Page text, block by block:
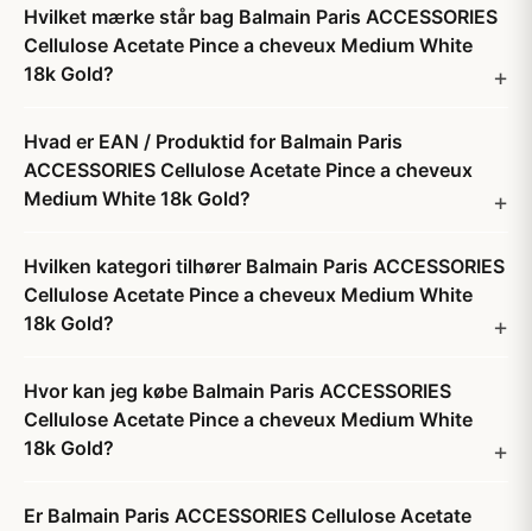
Hvilket mærke står bag Balmain Paris ACCESSORIES
Cellulose Acetate Pince a cheveux Medium White
18k Gold?
Hvad er EAN / Produktid for Balmain Paris
ACCESSORIES Cellulose Acetate Pince a cheveux
Medium White 18k Gold?
Hvilken kategori tilhører Balmain Paris ACCESSORIES
Cellulose Acetate Pince a cheveux Medium White
18k Gold?
Hvor kan jeg købe Balmain Paris ACCESSORIES
Cellulose Acetate Pince a cheveux Medium White
18k Gold?
Er Balmain Paris ACCESSORIES Cellulose Acetate